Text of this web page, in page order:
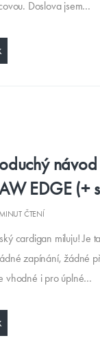
Doslova jsem…
EDGE (+
ČTENÍ
cardigan miluju! Je
zapínání, žádné
vhodné i pro úplné…